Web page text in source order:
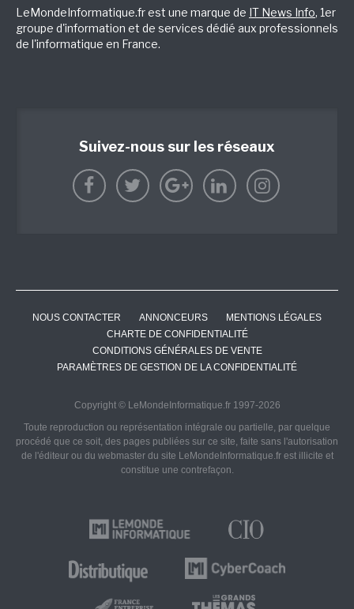
LeMondeInformatique.fr est une marque de IT News Info, 1er
groupe d'information et de services dédié aux professionnels
de l'informatique en France.
Suivez-nous sur les réseaux
NOUS CONTACTER ANNONCEURS
MENTIONS LÉGALES
CHARTE DE CONFIDENTIALITÉ
CONDITIONS GÉNÉRALES DE VENTE
PARAMÈTRES DE GESTION DE LA CONFIDENTIALITÉ
Copyright © LeMondeInformatique.fr 1997-2026
Toute reproduction ou représentation intégrale ou partielle, par quelque
procédé que ce soit, des pages publiées sur ce site, faite sans l'autorisation
de l'éditeur ou du webmaster du site LeMondeInformatique.fr est illicite et
constitue une contrefaçon.